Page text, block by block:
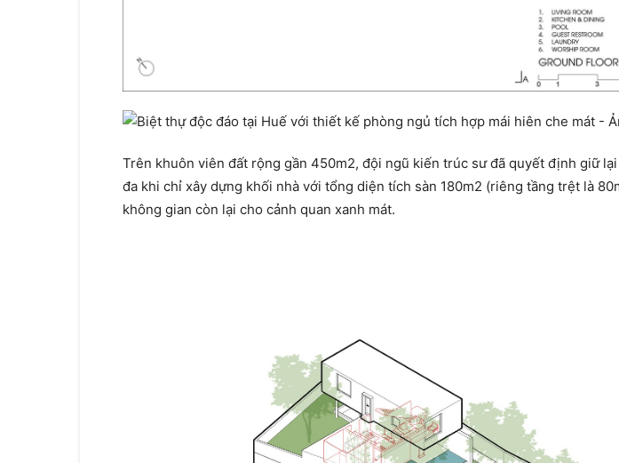
Trên khuôn viên đất rộng gần 450m2, đội ngũ kiến trúc sư đã quyết định giữ
đa khi chỉ xây dựng khối nhà với tổng diện tích sàn 180m2 (riêng tầng trệt là
không gian còn lại cho cảnh quan xanh mát.